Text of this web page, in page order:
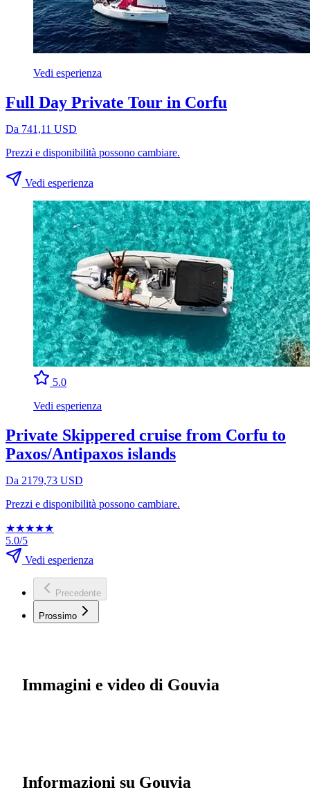
Vedi esperienza
Full Day Private Tour in Corfu
Da 741,11 USD
Prezzi e disponibilità possono cambiare.
Vedi esperienza
5.0
Vedi esperienza
Private Skippered cruise from Corfu to
Paxos/Antipaxos islands
Da 2179,73 USD
Prezzi e disponibilità possono cambiare.
★★★★★
5.0/5
Vedi esperienza
Precedente
Prossimo
Immagini e video di Gouvia
Informazioni su Gouvia